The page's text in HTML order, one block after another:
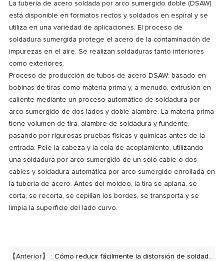
La tubería de acero soldada por arco sumergido doble (DSAW)
está disponible en formatos rectos y soldados en espiral y se
utiliza en una variedad de aplicaciones. El proceso de
soldadura sumergida protege el acero de la contaminación de
impurezas en el aire. Se realizan soldaduras tanto interiores
como exteriores.
Proceso de producción de tubos de acero DSAW: basado en
bobinas de tiras como materia prima y, a menudo, extrusión en
caliente mediante un proceso automático de soldadura por
arco sumergido de dos lados y doble alambre. La materia prima
tiene volumen de tira, alambre de soldadura y fundente.
pasando por rigurosas pruebas físicas y químicas antes de la
entrada. Pele la cabeza y la cola de acoplamiento, utilizando
una soldadura por arco sumergido de un solo cable o dos
cables y soldadura automática por arco sumergido enrollada en
la tubería de acero. Antes del moldeo, la tira se aplana, se
corta, se recorta, se cepillan los bordes, se transporta y se
limpia la superficie del lado curvo.
【Anterior】 : Cómo reducir fácilmente la distorsión de soldadura y el estrés de soldadura